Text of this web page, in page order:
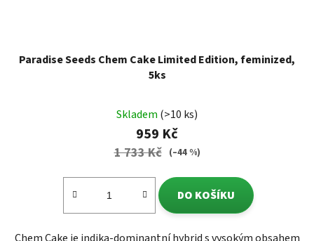
Paradise Seeds Chem Cake Limited Edition, feminized,
5ks
Skladem (>10 ks)
959 Kč
1 733 Kč (–44 %)
DO KOŠÍKU